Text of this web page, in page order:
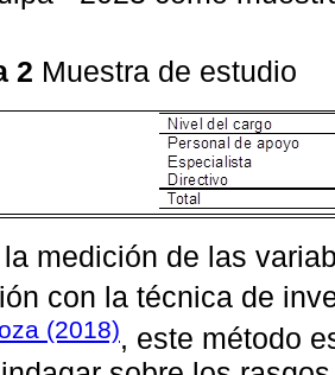
2 Muestra de estudio
la medición de las
con la técnica de
(2018), este método